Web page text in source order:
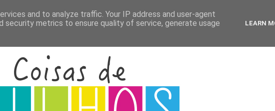
and to analyze traffic. Your IP address and user-agent
security metrics to ensure quality of service, generate usage
LEARN